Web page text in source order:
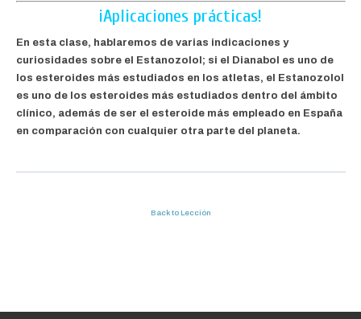
¡Aplicaciones prácticas!
En esta clase, hablaremos de varias indicaciones y
curiosidades sobre el Estanozolol; si el Dianabol es uno de
los esteroides más estudiados en los atletas, el Estanozolol
es uno de los esteroides más estudiados dentro del ámbito
clínico, además de ser el esteroide más empleado en España
en comparación con cualquier otra parte del planeta.
Back to Lección